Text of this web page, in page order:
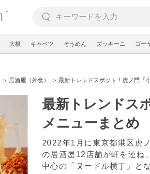
大根 キャベツ そうめん ズッキーニ ゴー
居酒屋（外食） 最新トレンドスポット！虎ノ門「
最新トレンドス
メニューまとめ
2022年1月に東京都港区虎
の居酒屋12店舗が軒を連ね
中心の「ヌードル横丁」と